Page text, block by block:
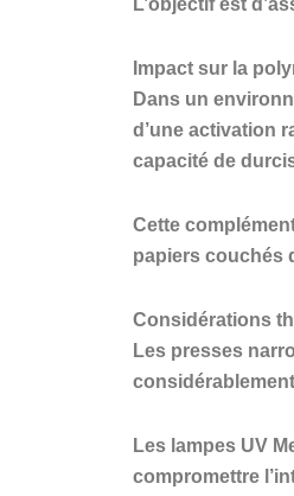
L’objectif est
Impact sur la
Dans un
d’une activation
capacité de
Cette
papiers couchés
Considérations
Les presses
Les lampes UV
compromettre